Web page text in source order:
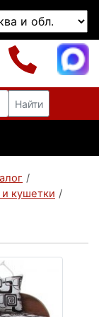
Найти
/
кушетки /